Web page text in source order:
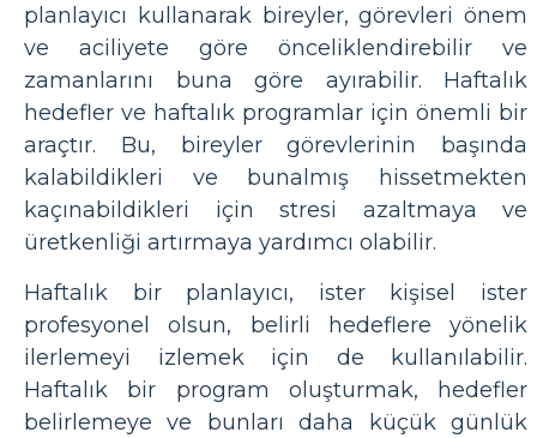
planlayıcı kullanarak bireyler, görevleri önem
ve aciliyete göre önceliklendirebilir ve
zamanlarını buna göre ayırabilir. Haftalık
hedefler ve haftalık programlar için önemli bir
araçtır. Bu, bireyler görevlerinin başında
kalabildikleri ve bunalmış hissetmekten
kaçınabildikleri için stresi azaltmaya ve
üretkenliği artırmaya yardımcı olabilir.
Haftalık bir planlayıcı, ister kişisel ister
profesyonel olsun, belirli hedeflere yönelik
ilerlemeyi izlemek için de kullanılabilir.
Haftalık bir program oluşturmak, hedefler
belirlemeye ve bunları daha küçük günlük